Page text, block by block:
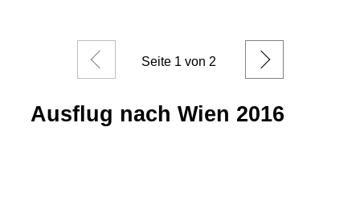
Zurück
Seite 1 von 2
Ausflug nach Wien 2016